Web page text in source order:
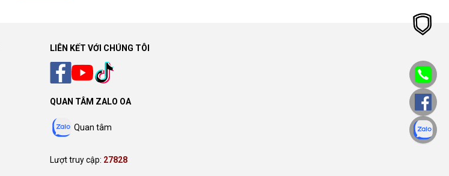
LIÊN KẾT VỚI CHÚNG TÔI
QUAN TÂM ZALO OA
Quan tâm
Lượt truy cập: 27828